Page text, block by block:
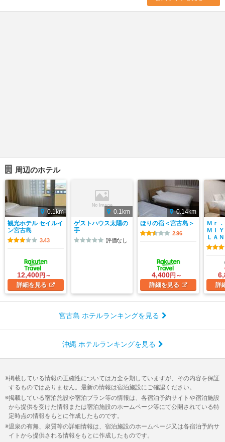
周辺のホテル
0.1km
観光ホテル セイルイ
ン宮古島
3.43
12,400円～
詳細を見る
0.1km
ゲストハウス太陽の
手
評価なし
0.14km
ほりの宿＜宮古島＞
2.96
4,400円～
詳細を見る
Ｍｒ
ＭＩ
ＬＡ
詳
宮古島 ホテルランキングを見る
沖縄 ホテルランキングを見る
掲載している情報の正確性については万全を期していますが、その内容を保証
するものではありません。最新の情報は宿泊施設にご確認ください。
掲載している宿泊施設や宿泊プラン等の情報は、各宿泊予約サイトや宿泊施設
から提供を受けた情報または宿泊施設のホームページ等にて公開されている特
定時点の情報をもとに作成したものです。
温泉の有無、泉質等の詳細情報は、宿泊施設のホームページ又は各宿泊予約サ
イトから提供される情報をもとに作成したものです。